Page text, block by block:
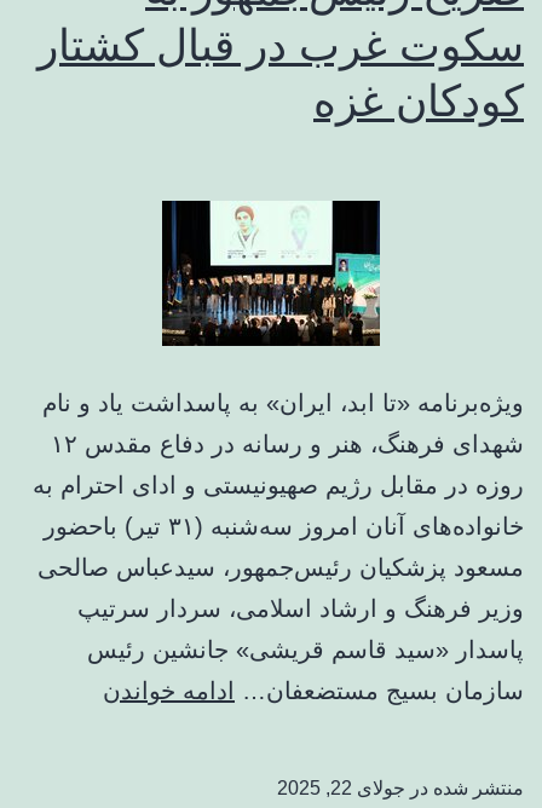
سکوت غرب در قبال کشتار
کودکان غزه
ویژه‌برنامه «تا ابد، ایران» به پاسداشت یاد و نام
شهدای فرهنگ، هنر و رسانه در دفاع مقدس ۱۲
روزه در مقابل رژیم صهیونیستی و ادای احترام به
خانواده‌های آنان امروز سه‌شنبه (۳۱ تیر) باحضور
مسعود پزشکیان رئیس‌جمهور، سیدعباس صالحی
وزیر فرهنگ و ارشاد اسلامی، سردار سرتیپ
پاسدار «سید قاسم قریشی» جانشین رئیس
سازمان بسیج مستضعفان… ادامه خواندن
منتشر شده در جولای 22, 2025